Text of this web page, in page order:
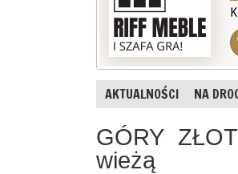
AKTUALNOŚCI NA
GÓRY
wieżą